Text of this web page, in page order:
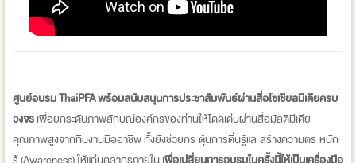
ศูนย์อบรมThaiPFA พร้อมสนับสนุนการประชาสัมพันธ์ผ่านสื่อโซเชียลมีเดียครบ
วงจรเพื่อยกระดับภาพลักษณ์องค์กรของท่านให้โดดเด่นผ่านสื่อมัลติมีเดีย
คุณภาพสูงจากทีมงานมืออาชีพ ทั้งยังช่วยกระตุ้นการตื่นรู้และสร้างความตระหนัก